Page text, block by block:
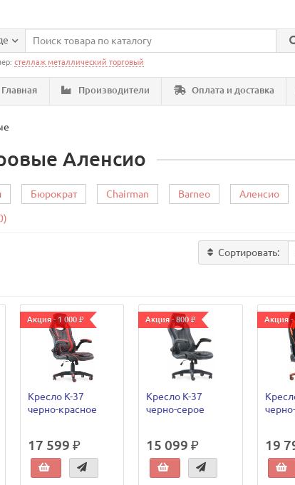
стеллаж металлический торговый
Главная Производители Оплата и доставка
Аленсио
Бюрократ Chairman Barneo Аленсио
Сортировать:
Акция - 1 000 ₽
Кресло К-37
черно-красное
17 599 ₽
Акция - 800 ₽
Кресло К-37
черно-серое
15 099 ₽
Акция -
19